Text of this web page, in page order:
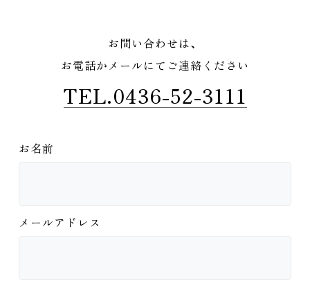
お問い合わせは、
お電話かメールにてご連絡ください
TEL.0436-52-3111
お名前
メールアドレス